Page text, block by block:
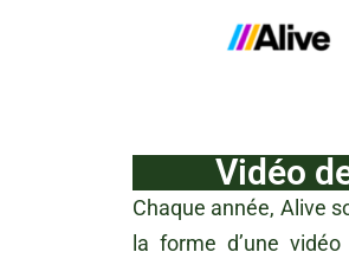
Vidéo
Chaque année, Alive
la forme d’une